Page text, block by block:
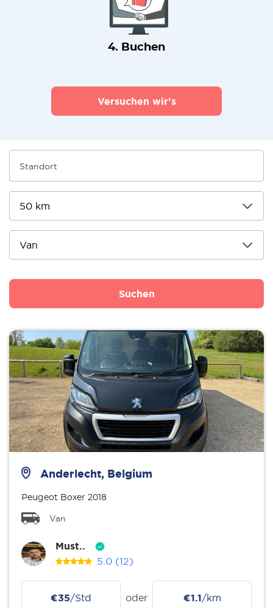
4. Buchen
Versuchen wir's
Suchen
Anderlecht, Belgium
Peugeot Boxer 2018
Van
Must..
5.0 (12)
€35/Std oder €1.1/km